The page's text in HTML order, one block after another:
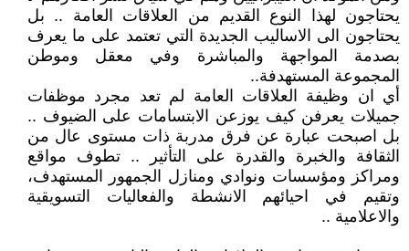
يحتاجون لهذا النوع القديم من العلاقات العامة .. بل
يحتاجون الى الاساليب الجديدة التي تعتمد على ما يعرف
بصدمة المواجهة والمباشرة وفي معقل وموطن
المجموعة المستهدفة..
أي ان وظيفة العلاقات العامة لم تعد مجرد موظفات
جميلات يعرفن كيف يوزعن الابتسامات على الضيوف ..
بل اصبحت عبارة عن فرق مدربة ذات مستوى عال من
الثقافة والخبرة والقدرة على التأثير .. تطوف مواقع
ومراكز ومؤسسات ونوادي ومنازل الجمهور المستهدف،
وتقيم في احيائهم الانشطة والفعاليات التسويقية
والاعلامية ..